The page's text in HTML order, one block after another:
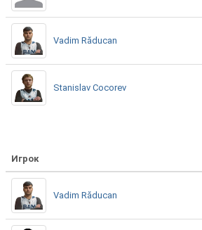
Vadim Răducan
Stanislav Cocorev
Игрок
Vadim Răducan